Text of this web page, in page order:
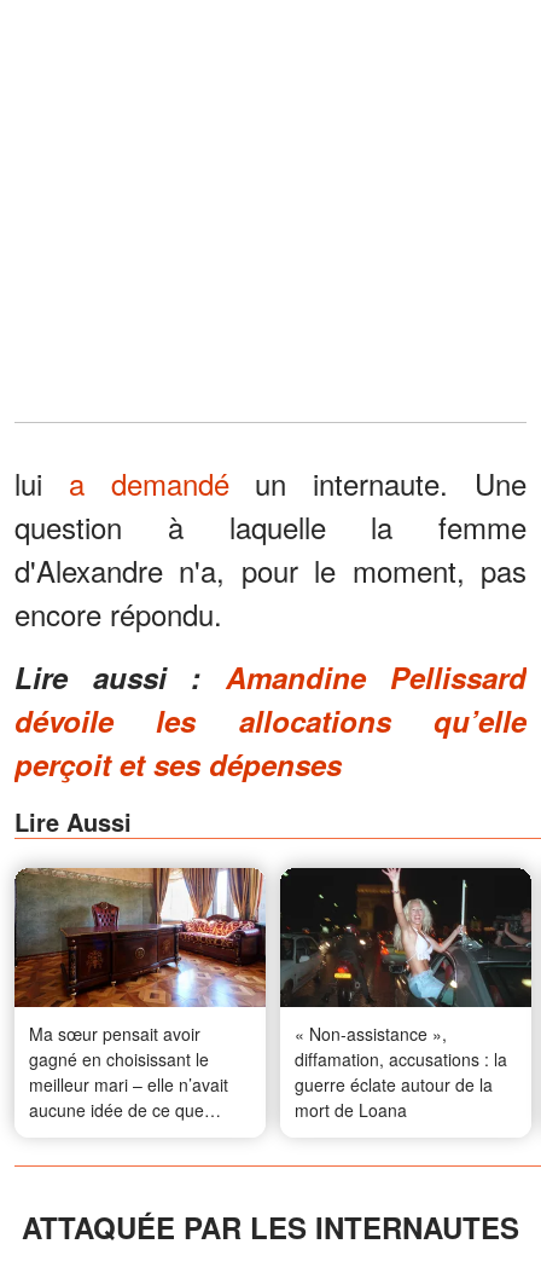
lui a demandéun internaute. Une
question à laquelle la femme
d'Alexandre n'a, pour le moment, pas
encore répondu.
Lire aussi : Amandine Pellissard
dévoile les allocations qu’elle
perçoit et ses dépenses
Lire Aussi
Ma sœur pensait avoir
gagné en choisissant le
meilleur mari – elle n’avait
aucune idée de ce que
j’avais demandé à la place
« Non-assistance »,
diffamation, accusations : la
guerre éclate autour de la
mort de Loana
ATTAQUÉE PAR LES INTERNAUTES